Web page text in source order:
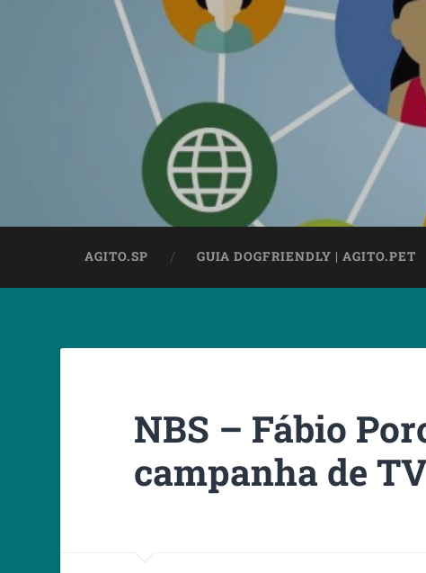
AGITO.SP GUIA DOGFRIENDLY | AGITO.PET
NBS – Fábio
campanha de